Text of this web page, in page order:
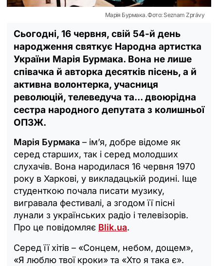
Марія Бурмака. Фото: Seznam Zprávy
Сьогодні, 16 червня, свій 54-й день
народження святкує Народна артистка
України Марія Бурмака. Вона не лише
співачка й авторка десятків пісень, а й
активна волонтерка, учасниця
революцій, телеведуча та... двоюрідна
сестра народного депутата з колишньої
ОПЗЖ.
Марія Бурмака – ім’я, добре відоме як
серед старших, так і серед молодших
слухачів. Вона народилася 16 червня 1970
року в Харкові, у викладацькій родині. Іще
студенткою почала писати музику,
вигравала фестивалі, а згодом її пісні
лунали з українських радіо і телевізорів.
Про це повідомляє Blik.ua.
Серед її хітів – «Сонцем, небом, дощем»,
«Я люблю твої кроки» та «Хто я така є».